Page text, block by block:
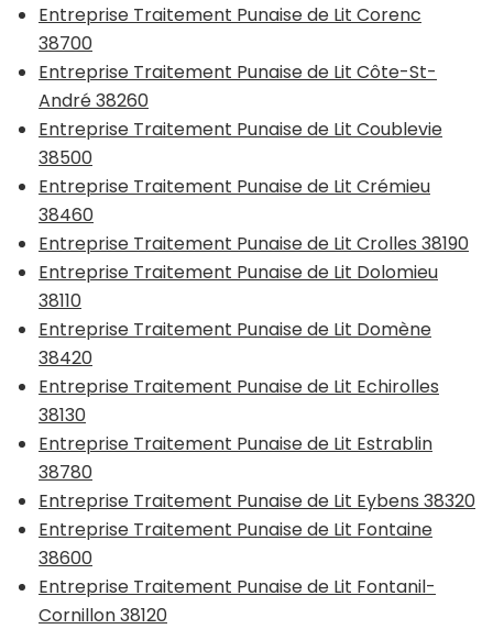
Entreprise Traitement Punaise de Lit Corenc
38700
Entreprise Traitement Punaise de Lit Côte-St-
André 38260
Entreprise Traitement Punaise de Lit Coublevie
38500
Entreprise Traitement Punaise de Lit Crémieu
38460
Entreprise Traitement Punaise de Lit Crolles 38190
Entreprise Traitement Punaise de Lit Dolomieu
38110
Entreprise Traitement Punaise de Lit Domène
38420
Entreprise Traitement Punaise de Lit Echirolles
38130
Entreprise Traitement Punaise de Lit Estrablin
38780
Entreprise Traitement Punaise de Lit Eybens 38320
Entreprise Traitement Punaise de Lit Fontaine
38600
Entreprise Traitement Punaise de Lit Fontanil-
Cornillon 38120